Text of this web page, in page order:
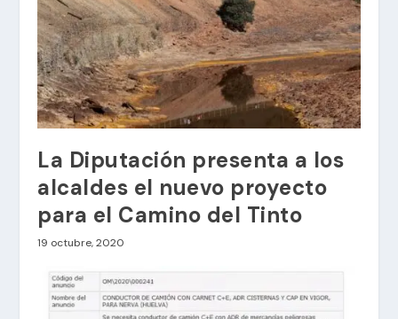
La Diputación presenta a los
alcaldes el nuevo proyecto
para el Camino del Tinto
19 octubre, 2020